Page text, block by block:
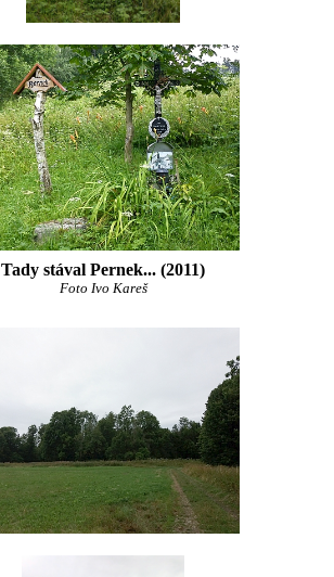
Tady stával Pernek... (2011)
Foto Ivo Kareš